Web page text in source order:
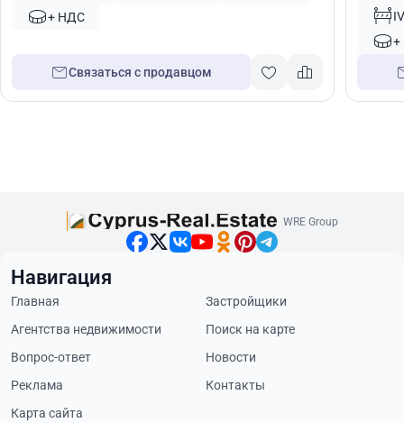
+ НДС
Связаться с продавцом
WRE Group
Навигация
Главная
Застройщики
Агентства недвижимости
Поиск на карте
Вопрос-ответ
Новости
Реклама
Контакты
Карта сайта